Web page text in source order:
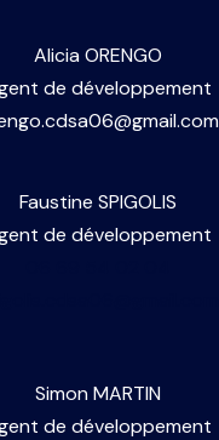
Alicia ORENGO
de développement
Faustine SPIGOLIS
de développement
Simon MARTIN
de développement